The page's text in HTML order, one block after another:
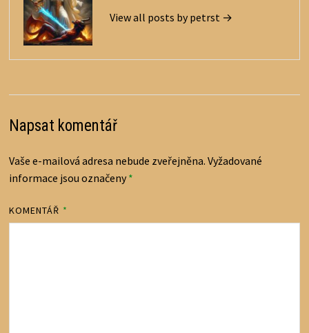
View all posts by petrst →
Napsat komentář
Vaše e-mailová adresa nebude zveřejněna. Vyžadované
informace jsou označeny*
KOMENTÁŘ *